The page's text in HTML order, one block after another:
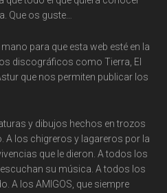
Que os guste…
para que esta web esté en la
discográficos como Tierra, El
que nos permiten publicar los
y dibujos hechos en trozos
A los chigreros y lagareros por la
que le dieron. A todos los
su música. A todos los
A los AMIGOS, que siempre